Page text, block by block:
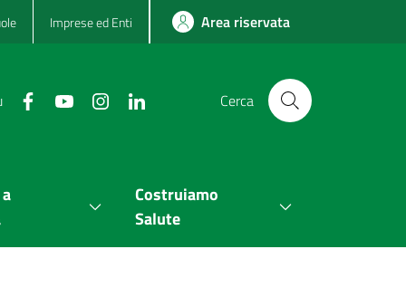
Imprese ed Enti Area riservata
Cerca
Costruiamo
Salute